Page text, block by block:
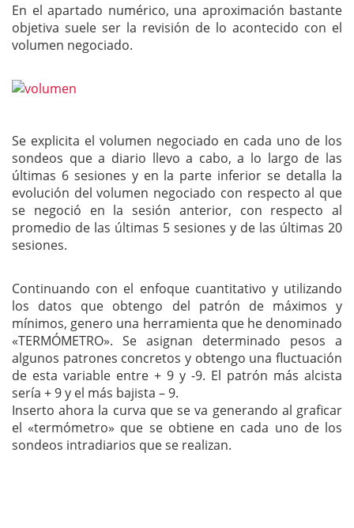
En el apartado numérico, una aproximación bastante
objetiva suele ser la revisión de lo acontecido con el
volumen negociado.
Se explicita el volumen negociado en cada uno de los
sondeos que a diario llevo a cabo, a lo largo de las
últimas 6 sesiones y en la parte inferior se detalla la
evolución del volumen negociado con respecto al que
se negoció en la sesión anterior, con respecto al
promedio de las últimas 5 sesiones y de las últimas 20
sesiones.
Continuando con el enfoque cuantitativo y utilizando
los datos que obtengo del patrón de máximos y
mínimos, genero una herramienta que he denominado
«TERMÓMETRO». Se asignan determinado pesos a
algunos patrones concretos y obtengo una fluctuación
de esta variable entre + 9 y -9. El patrón más alcista
sería + 9 y el más bajista – 9.
Inserto ahora la curva que se va generando al graficar
el «termómetro» que se obtiene en cada uno de los
sondeos intradiarios que se realizan.